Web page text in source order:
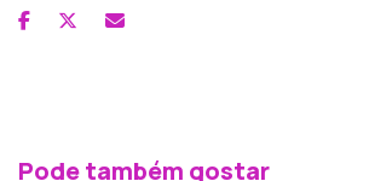
Pode também gostar